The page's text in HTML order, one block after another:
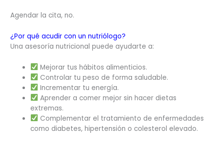
Agendar la cita, no.
¿Por qué acudir con un nutriólogo?
Una asesoría nutricional puede ayudarte a:
Mejorar tus hábitos alimenticios.
Controlar tu peso de forma saludable.
Incrementar tu energía.
Aprender a comer mejor sin hacer dietas
extremas.
Complementar el tratamiento de enfermedades
como diabetes, hipertensión o colesterol elevado.